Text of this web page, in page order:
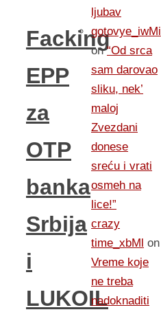
Facking
EPP
za
OTP
banka
Srbija
i
LUKOIL
ljubav
gotovye_iwMi
on“Od srca
sam darovao
sliku, nek’
maloj
Zvezdani
donese
sreću i vrati
osmeh na
lice!”
crazy
time_xbMl on
Vreme koje
ne treba
nadoknaditi